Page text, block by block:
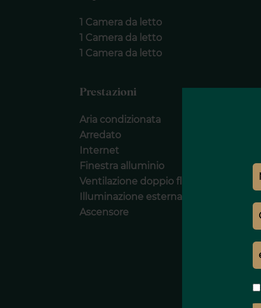
1 Camera da letto
1 Camera da letto
1 Camera da letto
Prestazioni
Aria condizionata
Arredato
Internet
Finestra alluminio
Ventilazione doppio flusso
Illuminazione esterna
Ascensore